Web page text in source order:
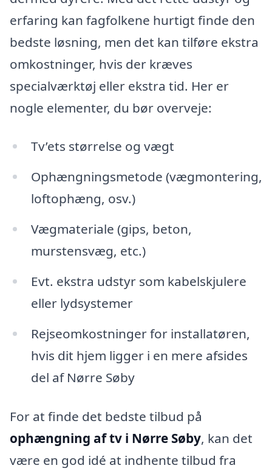
erfaring kan fagfolkene hurtigt finde den
bedste løsning, men det kan tilføre ekstra
omkostninger, hvis der kræves
specialværktøj eller ekstra tid. Her er
nogle elementer, du bør overveje:
Tv’ets størrelse og vægt
Ophængningsmetode (vægmontering,
loftophæng, osv.)
Vægmateriale (gips, beton,
murstensvæg, etc.)
Evt. ekstra udstyr som kabelskjulere
eller lydsystemer
Rejseomkostninger for installatøren,
hvis dit hjem ligger i en mere afsides
del af Nørre Søby
For at finde det bedste tilbud på
ophængning af tv i Nørre Søby, kan det
være en god idé at indhente tilbud fra